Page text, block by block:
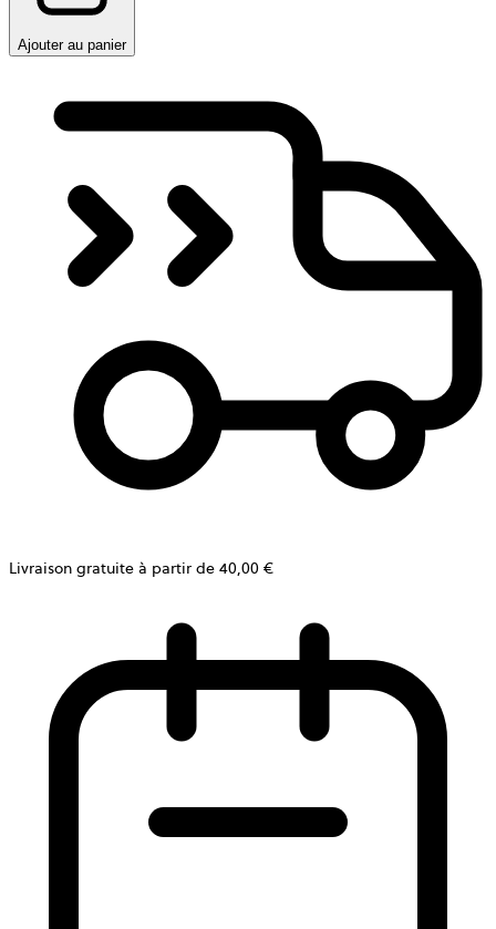
Ajouter au panier
Livraison gratuite à partir de 40,00 €